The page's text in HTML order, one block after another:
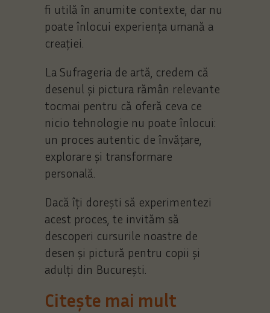
fi utilă în anumite contexte, dar nu
poate înlocui experiența umană a
creației.
La Sufrageria de artă, credem că
desenul și pictura rămân relevante
tocmai pentru că oferă ceva ce
nicio tehnologie nu poate înlocui:
un proces autentic de învățare,
explorare și transformare
personală.
Dacă îți dorești să experimentezi
acest proces, te invităm să
descoperi cursurile noastre de
desen și pictură pentru copii și
adulți din București.
Citește mai mult